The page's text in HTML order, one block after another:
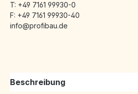
T: +49 7161 99930-0
F: +49 7161 99930-40
info@profibau.de
Beschreibung